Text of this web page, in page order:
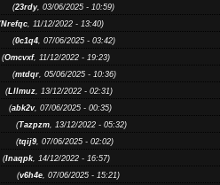
(23rdy, 03/06/2025 - 10:59)
Nrefqc, 11/12/2022 - 13:40)
(0c1q4, 07/06/2025 - 03:42)
(Omcvxf, 11/12/2022 - 19:23)
(mtdqr, 05/06/2025 - 10:36)
(Lllmuz, 13/12/2022 - 02:31)
(abk2v, 07/06/2025 - 00:35)
(Tazpzm, 13/12/2022 - 05:32)
(tqij9, 07/06/2025 - 02:02)
(Inaqpk, 14/12/2022 - 16:57)
(v6h4e, 07/06/2025 - 15:21)